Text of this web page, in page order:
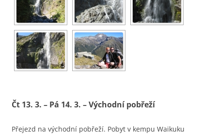
Čt 13. 3. – Pá 14. 3. – Východní pobřeží
Přejezd na východní pobřeží. Pobyt v kempu Waikuku